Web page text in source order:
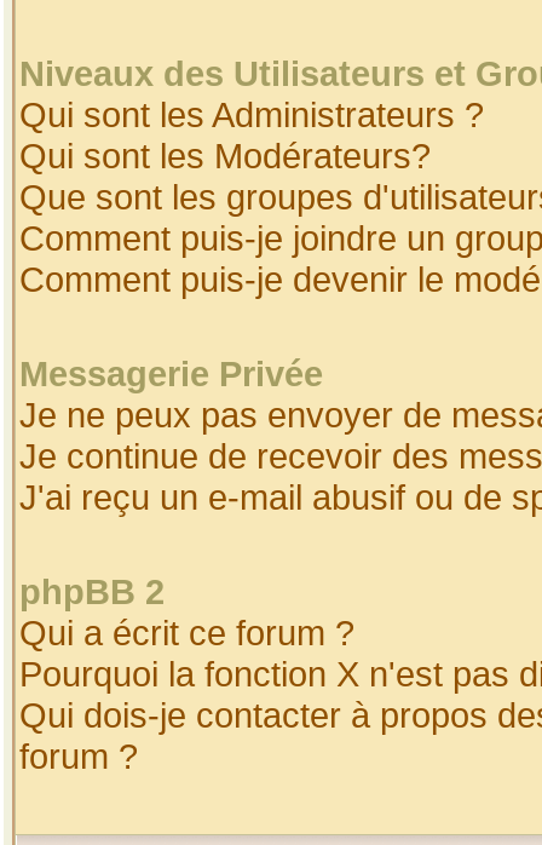
Niveaux des Utilisateurs et
Qui sont les Administrateurs ?
Qui sont les Modérateurs?
Que sont les groupes
Comment puis-je joindre un
Comment puis-je devenir le
Messagerie Privée
Je ne peux pas envoyer de
Je continue de recevoir des
J'ai reçu un e-mail abusif ou de
phpBB 2
Qui a écrit ce forum ?
Pourquoi la fonction X n'est pas
Qui dois-je contacter à propos
forum ?